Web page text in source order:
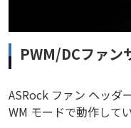
PWM/DCファン
ASRock ファン ヘッダ
WM モードで動作して